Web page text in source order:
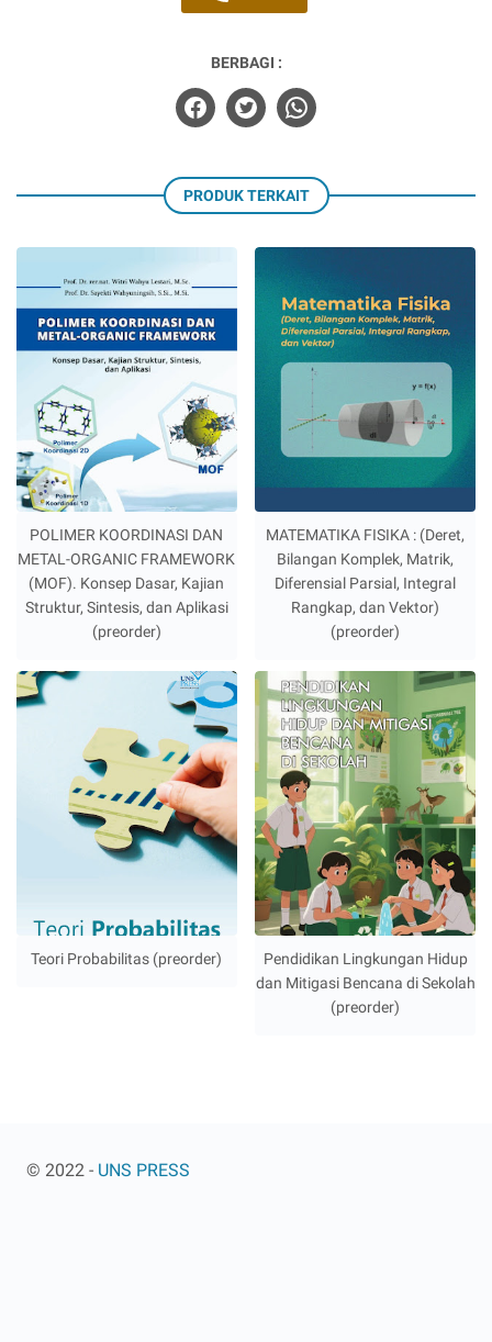
BERBAGI :
PRODUK TERKAIT
POLIMER KOORDINASI DAN
METAL-ORGANIC FRAMEWORK
(MOF). Konsep Dasar, Kajian
Struktur, Sintesis, dan Aplikasi
(preorder)
MATEMATIKA FISIKA : (Deret,
Bilangan Komplek, Matrik,
Diferensial Parsial, Integral
Rangkap, dan Vektor)
(preorder)
Teori Probabilitas (preorder)
Pendidikan Lingkungan Hidup
dan Mitigasi Bencana di Sekolah
(preorder)
© 2022 - UNS PRESS